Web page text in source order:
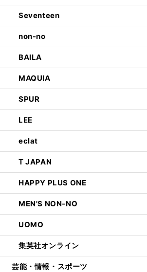
Seventeen
non-no
BAILA
MAQUIA
SPUR
LEE
eclat
T JAPAN
HAPPY PLUS ONE
MEN'S NON-NO
UOMO
集英社オンライン
芸能・情報・スポーツ